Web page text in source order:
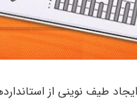
طیف نوینی از